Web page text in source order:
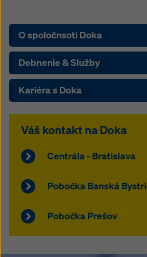
O spoločnsoti Doka
Debnenie & Služby
Kariéra s Doka
Váš kontakt na Doka
Centrála - Bratislava
Pobočka Banská
Pobočka Prešov